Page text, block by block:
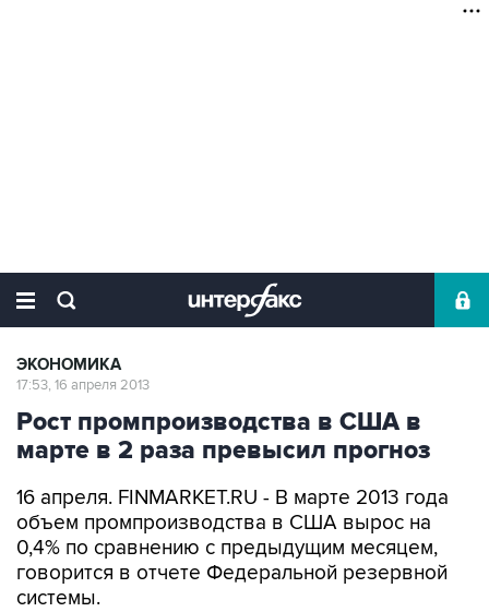
ЭКОНОМИКА
17:53, 16 апреля 2013
Рост промпроизводства в США в
марте в 2 раза превысил прогноз
16 апреля. FINMARKET.RU - В марте 2013 года
объем промпроизводства в США вырос на
0,4% по сравнению с предыдущим месяцем,
говорится в отчете Федеральной резервной
системы.